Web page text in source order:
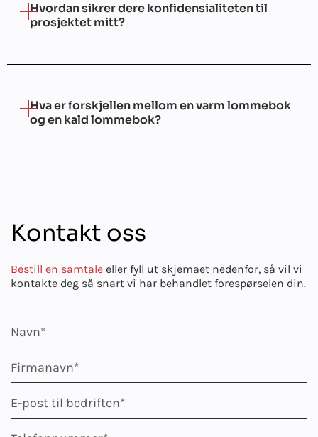
Hvordan sikrer dere konfidensialiteten til
prosjektet mitt?
Hva er forskjellen mellom en varm lommebok
og en kald lommebok?
Kontakt oss
Bestill en samtale eller fyll ut skjemaet nedenfor, så vil vi
kontakte deg så snart vi har behandlet forespørselen din.